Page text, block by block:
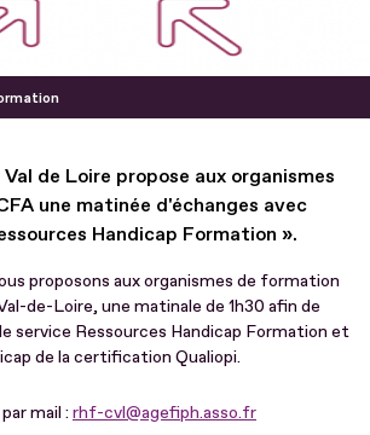
de Loire propose aux organismes
une matinée d'échanges avec
Handicap Formation ».
proposons aux organismes de formation
de-Loire, une matinale de 1h30 afin de
service Ressources Handicap Formation et
de la certification Qualiopi.
mail : rhf-cvl@agefiph.asso.fr